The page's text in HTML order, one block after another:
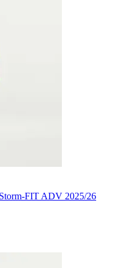
FIT ADV 2025/26